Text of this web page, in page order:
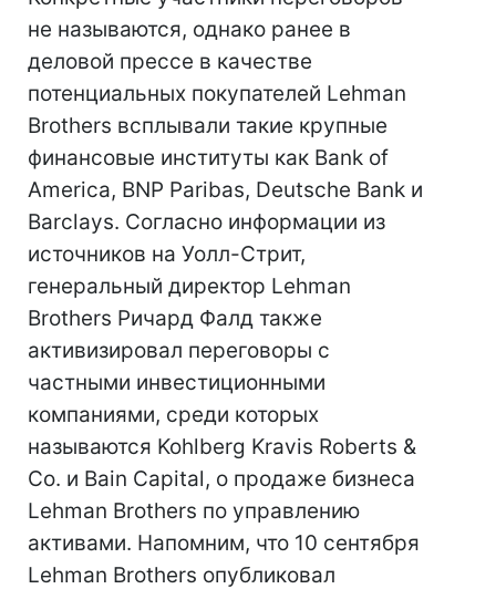
не называются, однако ранее в
деловой прессе в качестве
потенциальных покупателей Lehman
Brothers всплывали такие крупные
финансовые институты как Bank of
America, BNP Paribas, Deutsche Bank и
Barclays. Согласно информации из
источников на Уолл-Стрит,
генеральный директор Lehman
Brothers Ричард Фалд также
активизировал переговоры с
частными инвестиционными
компаниями, среди которых
называются Kohlberg Kravis Roberts &
Co. и Bain Capital, о продаже бизнеса
Lehman Brothers по управлению
активами. Напомним, что 10 сентября
Lehman Brothers опубликовал